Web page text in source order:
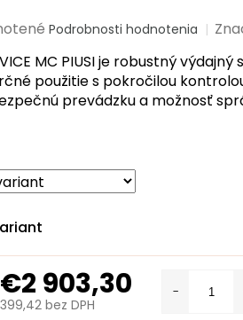
MC PIUSI je robustný
použitie s pokročilou
prevádzku a možnosť
€2 903,30
bez DPH
Podrobnosti hodnotenia